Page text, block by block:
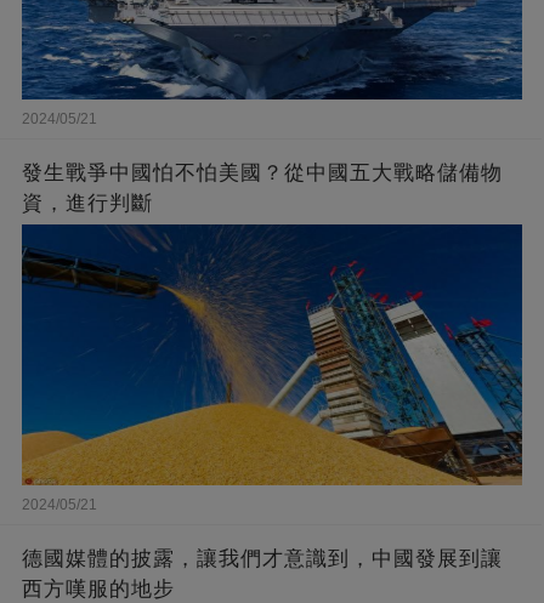
2024/05/21
發生戰爭中國怕不怕美國？從中國五大戰略儲備物
資，進行判斷
2024/05/21
德國媒體的披露，讓我們才意識到，中國發展到讓
西方嘆服的地步